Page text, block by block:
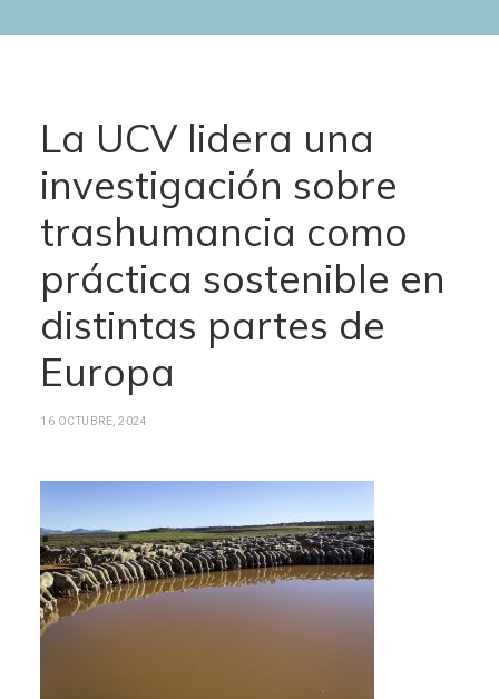
La UCV lidera una
investigación sobre
trashumancia como
práctica sostenible en
distintas partes de
Europa
16 OCTUBRE, 2024